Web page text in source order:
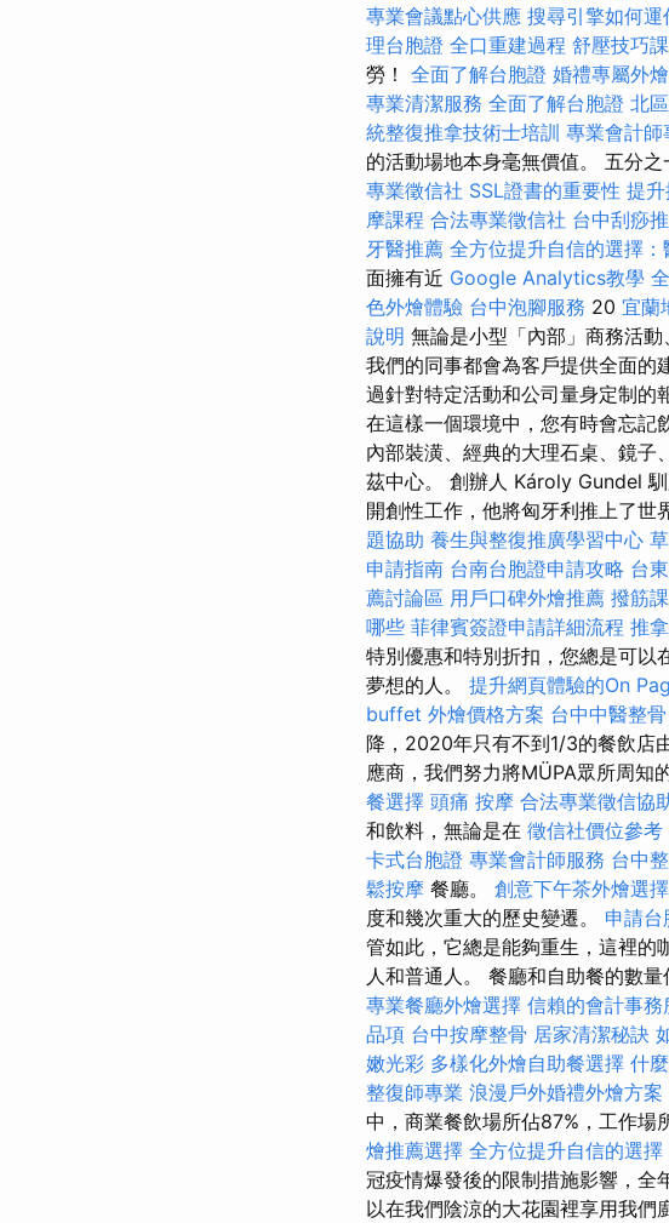
專業會議點心供應 搜尋引擎如何運
理台胞證 全口重建過程 舒壓技巧
勞！ 全面了解台胞證 婚禮專屬外
專業清潔服務 全面了解台胞證 北
統整復推拿技術士培訓 專業會計師
的活動場地本身毫無價值。 五分
專業徵信社 SSL證書的重要性 提
摩課程 合法專業徵信社 台中刮痧
牙醫推薦 全方位提升自信的選擇：
面擁有近 Google Analytics教學
色外燴體驗 台中泡腳服務 20 宜蘭
說明 無論是小型「內部」商務活
我們的同事都會為客戶提供全面的
過針對特定活動和公司量身定制的
在這樣一個環境中，您有時會忘記
內部裝潢、經典的大理石桌、鏡子
茲中心。 創辦人 Károly Gundel
開創性工作，他將匈牙利推上了世
題協助 養生與整復推廣學習中心
申請指南 台南台胞證申請攻略 台
薦討論區 用戶口碑外燴推薦 撥筋
哪些 菲律賓簽證申請詳細流程 推
特別優惠和特別折扣，您總是可以
夢想的人。 提升網頁體驗的On
buffet 外燴價格方案 台中中醫整骨
降，2020年只有不到1/3的餐飲店
應商，我們努力將MÜPA眾所周知
餐選擇 頭痛 按摩 合法專業徵信協
和飲料，無論是在 徵信社價位參考
卡式台胞證 專業會計師服務 台中
鬆按摩 餐廳。 創意下午茶外燴選擇
度和幾次重大的歷史變遷。 申請台
管如此，它總是能夠重生，這裡的
人和普通人。 餐廳和自助餐的數
專業餐廳外燴選擇 信賴的會計事務
品項 台中按摩整骨 居家清潔秘訣
嫩光彩 多樣化外燴自助餐選擇 什
整復師專業 浪漫戶外婚禮外燴方案
中，商業餐飲場所佔87%，工作場
燴推薦選擇 全方位提升自信的選擇
冠疫情爆發後的限制措施影響，全
以在我們陰涼的大花園裡享用我們